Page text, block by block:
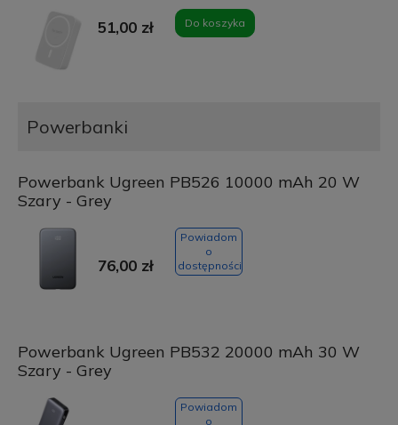
51,00 zł Do koszyka
Powerbanki
Powerbank Ugreen PB526 10000 mAh 20 W
Szary - Grey
76,00 zł
Powiadom
o
dostępności
Powerbank Ugreen PB532 20000 mAh 30 W
Szary - Grey
Powiadom
o